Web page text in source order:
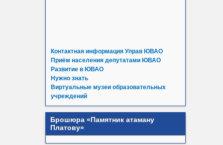
Контактная информация Управ ЮВАО
Приём населения депутатами ЮВАО
Развитие в ЮВАО
Нужно знать
Виртуальные музеи образовательных
учреждений
Брошюра «Памятник атаману
Платову»